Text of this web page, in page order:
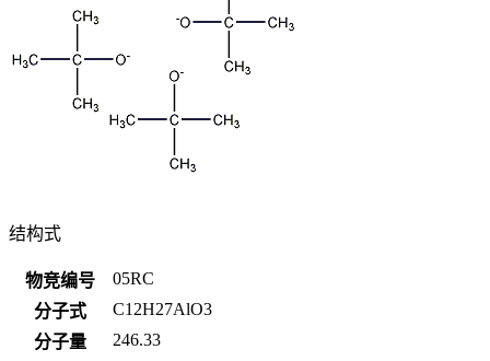
结构式
物竞编号
05RC
分子式
C12H27AlO3
分子量
246.33